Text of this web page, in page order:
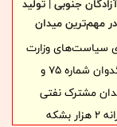
جنوبی | تولید
در مهم‌ترین میدان
سیاست‌های وزارت
نفت برای توسعه میادین مشترک، با راه‌اندازی چاه گدوان شماره ۷۵ و
طرح توسعه میدان مشترک نفتی
آزادگان جنوبی (GC)، ظرفیت تولید این میدان را روزانه ۲ هزار بشکه